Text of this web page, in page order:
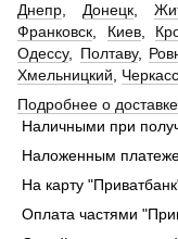
Днепр
Донецк,
Франковск
Киев,
Одессу, Полтаву,
Хмельницкий
Подробнее о доставке
Наличными при
Наложенным
На карту
Оплата частями